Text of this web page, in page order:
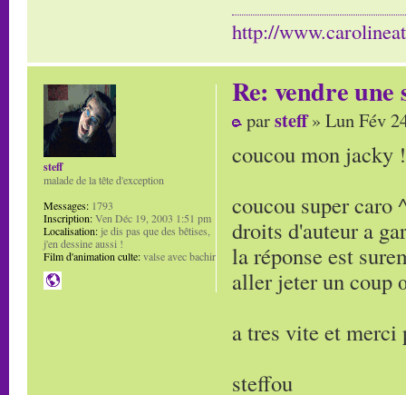
http://
Re: vendre une
parsteff» Lun Fév
coucou mon jacky
coucou super caro
droits d'auteur a
la réponse est
aller jeter un coup
a tres vite et merci
steffou
steff
malade de la tête d'exception
Messages: 1793
Inscription:Ven Déc 19, 2003 1:51 pm
Localisation: je dis pas que des bêtises,
j'en dessine aussi !
Film d'animation culte:valse avec bachir